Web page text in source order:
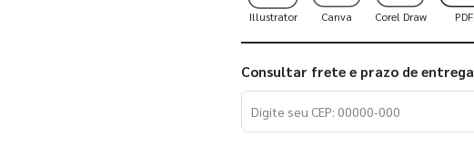
Illustrator Canva Corel Draw PDF
Consultar frete e prazo de entrega